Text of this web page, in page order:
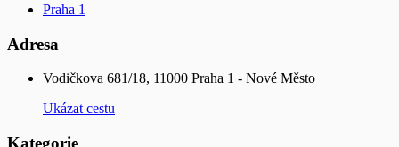
Praha 1
Adresa
Vodičkova 681/18, 11000 Praha 1 - Nové Město
Ukázat cestu
Kategorie